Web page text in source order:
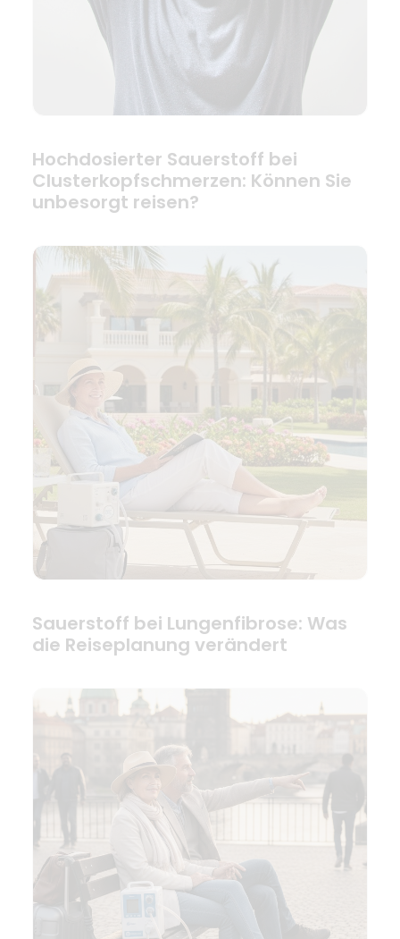
Hochdosierter Sauerstoff bei
Clusterkopfschmerzen: Können Sie
unbesorgt reisen?
Sauerstoff bei Lungenfibrose: Was
die Reiseplanung verändert